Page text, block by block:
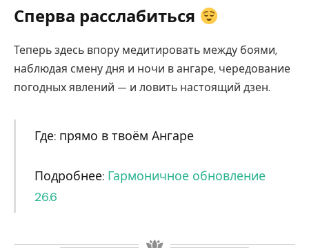
Сперва расслабиться
Теперь здесь впору медитировать между боями,
наблюдая смену дня и ночи в ангаре, чередование
погодных явлений — и ловить настоящий дзен.
Где: прямо в твоём Ангаре
Подробнее: Гармоничное обновление
26.6